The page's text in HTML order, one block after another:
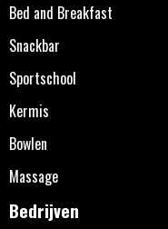
Bed and Breakfast
Snackbar
Sportschool
Kermis
Bowlen
Massage
Bedrijven